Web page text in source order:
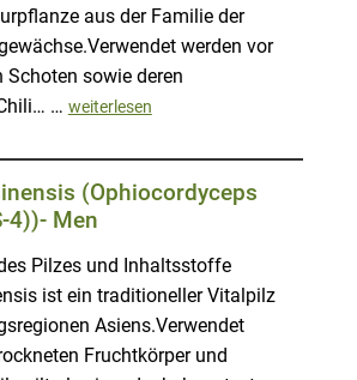
aus der Familie der
werden vor
Schoten sowie deren
… weiterlesen
(Ophiocordyceps
4))- Men
Pilzes und Inhaltsstoffe
ist ein traditioneller Vitalpilz
Asiens.Verwendet
Fruchtkörper und